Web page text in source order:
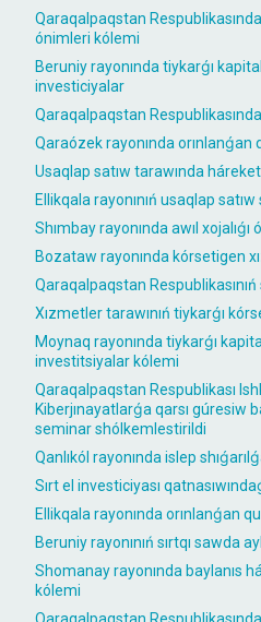
Qaraqalpaqstan
ónimleri kólemi
Beruniy rayonında tiykarǵı
investiciyalar
Qaraqalpaqstan Respublikasında
Qaraózek rayonında orınlanǵan
Usaqlap satıw tarawında
Ellikqala rayonınıń usaqlap
Shımbay rayonında awıl
Bozataw rayonında kórsetigen
Qaraqalpaqstan Respublikasınıń
Xızmetler tarawınıń tiykarǵı
Moynaq rayonında tiykarǵı
investitsiyalar kólemi
Qaraqalpaqstan Respublikası
Kiberjınayatlarǵa qarsı gúresiw
seminar shólkemlestirildi
Qanlıkól rayonında islep
Sırt el investiciyası
Ellikqala rayonında orınlanǵan
Beruniy rayonınıń sırtqı sawda
Shomanay rayonında baylanıs
kólemi
Qaraqalpaqstan